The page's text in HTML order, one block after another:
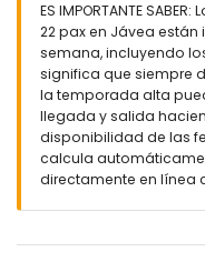
cama tamaño
dormitorio con
ventilador y baño
dormitorio con
ventilador
dormitorio con aire
(200 por 160 cm)
2 dormitorios, cada
90 cm) y ventilador
wc
ES IMPORTANTE
22 pax en Jávea
semana, incluyendo
significa que siempre
la temporada alta
llegada y salida
disponibilidad de las
calcula
directamente en línea